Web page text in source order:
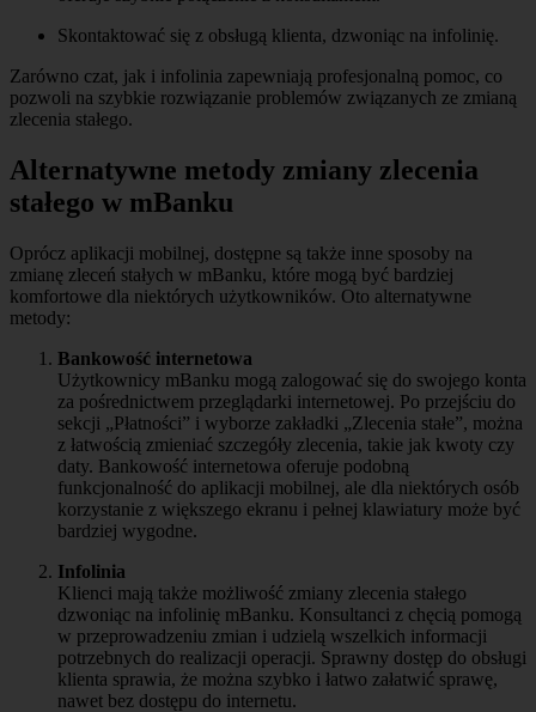
Skontaktować się z obsługą klienta, dzwoniąc na infolinię.
Zarówno czat, jak i infolinia zapewniają profesjonalną pomoc, co
pozwoli na szybkie rozwiązanie problemów związanych ze zmianą
zlecenia stałego.
Alternatywne metody zmiany zlecenia
stałego w mBanku
Oprócz aplikacji mobilnej, dostępne są także inne sposoby na
zmianę zleceń stałych w mBanku, które mogą być bardziej
komfortowe dla niektórych użytkowników. Oto alternatywne
metody:
Bankowość internetowa
Użytkownicy mBanku mogą zalogować się do swojego konta
za pośrednictwem przeglądarki internetowej. Po przejściu do
sekcji „Płatności” i wyborze zakładki „Zlecenia stałe”, można
z łatwością zmieniać szczegóły zlecenia, takie jak kwoty czy
daty. Bankowość internetowa oferuje podobną
funkcjonalność do aplikacji mobilnej, ale dla niektórych osób
korzystanie z większego ekranu i pełnej klawiatury może być
bardziej wygodne.
Infolinia
Klienci mają także możliwość zmiany zlecenia stałego
dzwoniąc na infolinię mBanku. Konsultanci z chęcią pomogą
w przeprowadzeniu zmian i udzielą wszelkich informacji
potrzebnych do realizacji operacji. Sprawny dostęp do obsługi
klienta sprawia, że można szybko i łatwo załatwić sprawę,
nawet bez dostępu do internetu.